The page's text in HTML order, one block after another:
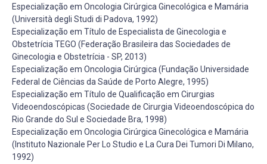
Especialização em Oncologia Cirúrgica Ginecológica e Mamária
(Università degli Studi di Padova, 1992)
Especialização em Título de Especialista de Ginecologia e
Obstetrícia TEGO (Federação Brasileira das Sociedades de
Ginecologia e Obstetrícia - SP, 2013)
Especialização em Oncologia Cirúrgica (Fundação Universidade
Federal de Ciências da Saúde de Porto Alegre, 1995)
Especialização em Título de Qualificação em Cirurgias
Videoendoscópicas (Sociedade de Cirurgia Videoendoscópica do
Rio Grande do Sul e Sociedade Bra, 1998)
Especialização em Oncologia Cirúrgica Ginecológica e Mamária
(Instituto Nazionale Per Lo Studio e La Cura Dei Tumori Di Milano,
1992)